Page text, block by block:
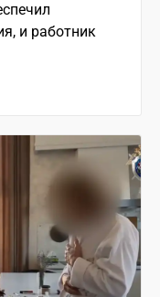
и работник